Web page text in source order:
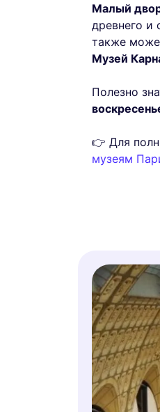
Малый
древнего и
также
Музей
Полезно
👉 Для
музеям